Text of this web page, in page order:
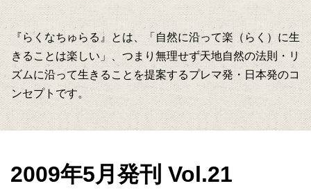
『らくなちゅらる』とは、「自然に沿って楽（らく）に生
きることは楽しい」、つまり無理せず天地自然の法則・リ
ズムに沿って生きることを提案するプレマ発・日本発のコ
ンセプトです。
2009年5月発刊 Vol.21